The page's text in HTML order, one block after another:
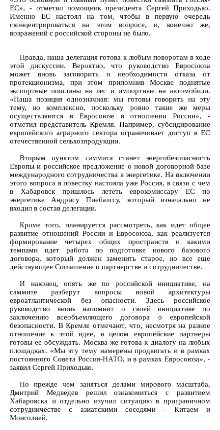
ЕС», - отметил помощник президента Сергей Приходько.
Именно ЕС настоял на том, чтобы в первую очередь
сконцентрироваться на этом вопросе, и, конечно же,
возражений с российской стороны не было.
Правда, наша делегация готова к любым поворотам в ходе
этой дискуссии. Вероятно, что руководство Евросоюза
может вновь заговорить о необходимости отказа от
протекционизма, при этом припомнив Москве поднятые
экспортные пошлины на лес и импортные на автомобили.
«Наша позиция однозначная: мы готовы говорить на эту
тему, но комплексно, поскольку ровно такие же меры
осуществляются в Евросоюзе в отношении России», -
отметил представитель Кремля. Например, субсидирование
европейского аграрного сектора ограничивает доступ в ЕС
отечественной сельхозпродукции.
Вторым пунктом саммита станет энергобезопасность
Европы и российское предложение о новой договорной базе
международного сотрудничества в энергетике. На включении
этого вопроса в повестку настояла уже Россия, в связи с чем
в Хабаровск пришлось лететь еврокомиссару ЕС по
энергетике Андрису Пиебалгсу, который изначально не
входил в состав делегации.
Кроме того, планируется рассмотреть, как идет общее
развитие отношений России и Евросоюза, как реализуется
формирование четырех общих пространств и какими
темпами идет работа по подготовке нового базового
договора, который должен заменить старое, но все еще
действующее Соглашение о партнерстве и сотрудничестве.
И наконец, опять же по российской инициативе, на
саммите разберут вопросы новой архитектуры
евроатлантической без опасности. Здесь российское
руководство вновь напомнит о своей инициативе по
заключению всеобъемлющего договора о европейской
безопасности. В Кремле отмечают, что, несмотря на разное
отношение к этой идее, в целом европейские партнеры
готовы ее обсуждать. Москва же готова к диалогу на любых
площадках. «Мы эту тему намерены продвигать и в рамках
постоянного Совета Россия-НАТО, и в рамках Евросоюза», -
заявил Сергей Приходько.
Но прежде чем заняться делами мирового масштаба,
Дмитрий Медведев решил ознакомиться с развитием
Хабаровска и отдельно изучил ситуацию в приграничном
сотрудничестве с азиатскими соседями - Китаем и
Монголией.